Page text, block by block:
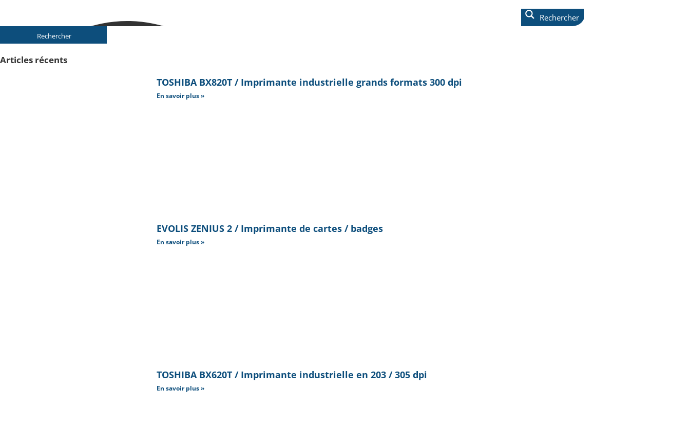
Rechercher
Rechercher
Articles récents
TOSHIBA BX820T / Imprimante industrielle grands formats 300 dpi
En savoir plus »
EVOLIS ZENIUS 2 / Imprimante de cartes / badges
En savoir plus »
TOSHIBA BX620T / Imprimante industrielle en 203 / 305 dpi
En savoir plus »